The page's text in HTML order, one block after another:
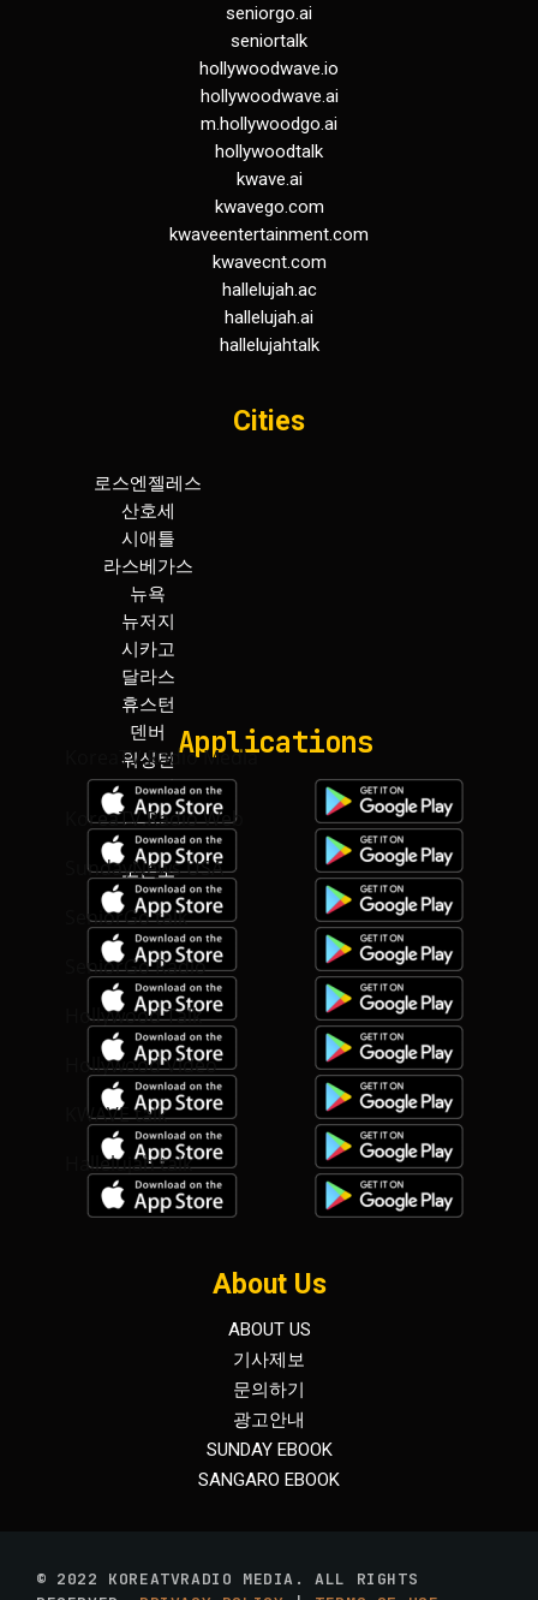
seniorgo.ai
seniortalk
hollywoodwave.io
hollywoodwave.ai
m.hollywoodgo.ai
hollywoodtalk
kwave.ai
kwavego.com
kwaveentertainment.com
kwavecnt.com
hallelujah.ac
hallelujah.ai
hallelujahtalk
Cities
로스엔젤레스
산호세
시애틀
라스베가스
뉴욕
뉴저지
시카고
달라스
Applications
KoreaTV.Radio Media
KoreaTV.Radio Web
SundayNews USA
SeniorGo talk
SeniorGo Radio
Hollywood Talk
Hollywood Video
KWAVE talk
Hallelujah talk
About Us
ABOUT US
기사제보
문의하기
광고안내
SUNDAY EBOOK
SANGARO EBOOK
© 2022 KOREATVRADIO MEDIA. ALL RIGHTS